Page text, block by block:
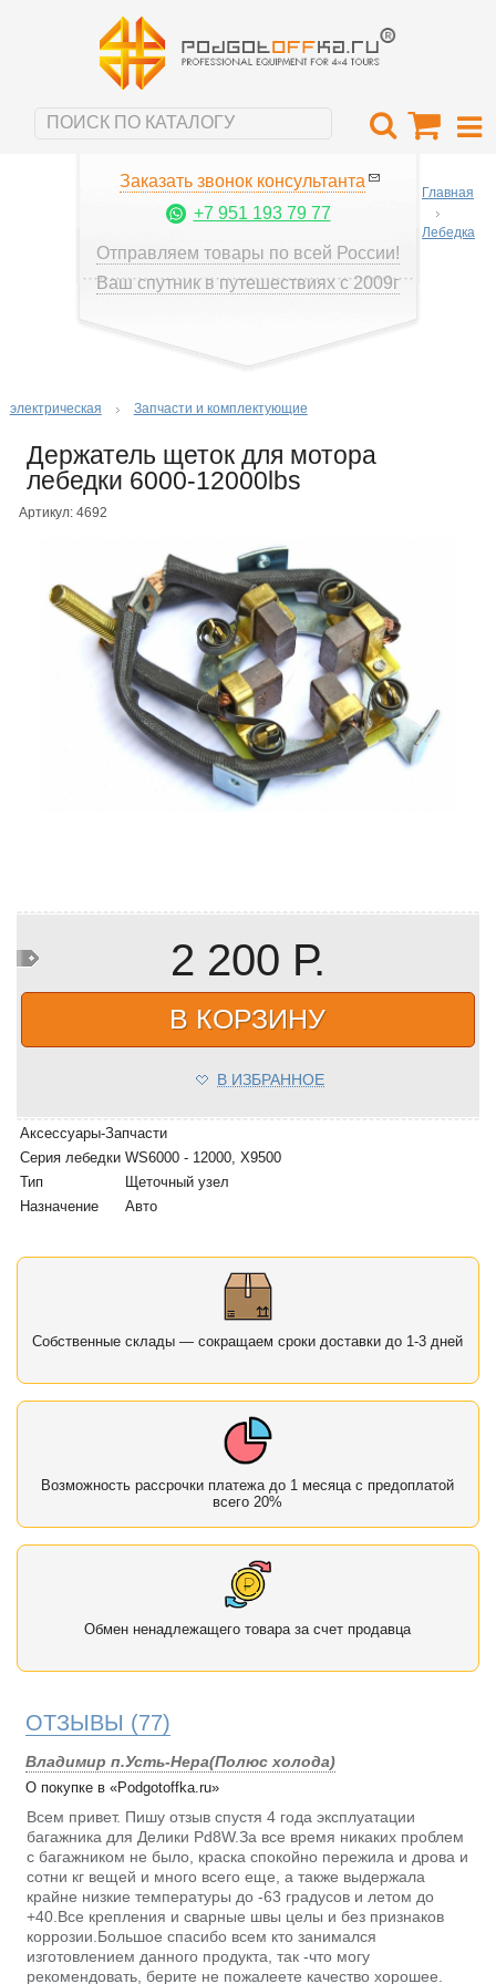
Заказать звонок консультанта
+7 951 193 79 77
Отправляем товары по всей России!
Ваш спутник в путешествиях с 2009г
Главная
Лебедка
электрическая Запчасти и комплектующие
Держатель щеток для мотора
лебедки 6000-12000lbs
Артикул: 4692
2 200 Р.
В КОРЗИНУ
В ИЗБРАННОЕ
Аксессуары-Запчасти
Серия лебедки WS6000 - 12000, Х9500
Тип
Щеточный узел
Назначение
Авто
Собственные склады — сокращаем сроки доставки до 1-3 дней
Возможность рассрочки платежа до 1 месяца с предоплатой
всего 20%
Обмен ненадлежащего товара за счет продавца
ОТЗЫВЫ (77)
Владимир п.Усть-Нера(Полюс холода)
О покупке в «Podgotoffka.ru»
Всем привет. Пишу отзыв спустя 4 года эксплуатации
багажника для Делики Pd8W.За все время никаких проблем
с багажником не было, краска спокойно пережила и дрова и
сотни кг вещей и много всего еще, а также выдержала
крайне низкие температуры до -63 градусов и летом до
+40.Все крепления и сварные швы целы и без признаков
коррозии.Большое спасибо всем кто занимался
изготовлением данного продукта, так -что могу
рекомендовать, берите не пожалеете качество хорошее.